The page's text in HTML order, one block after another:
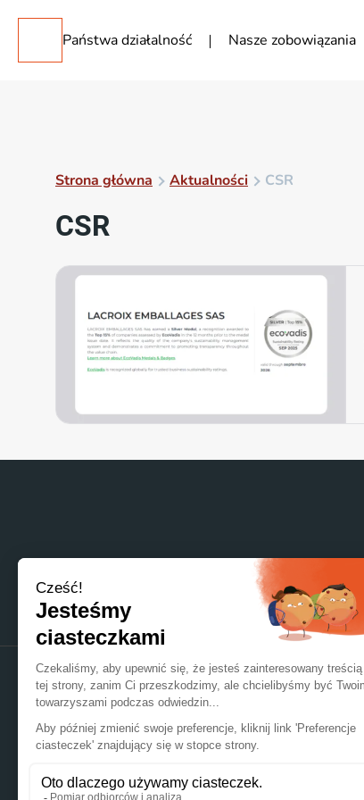
Państwa działalność Nasze zobowiązania
Strona główna Aktualności CSR
CSR
Nasze materiały
ZAPRASZAMY DO KONTAKTU
LACROIX OPAKOWANIA
Bohaterow Westerplatte 9
+48 29 760
@Lacroix-